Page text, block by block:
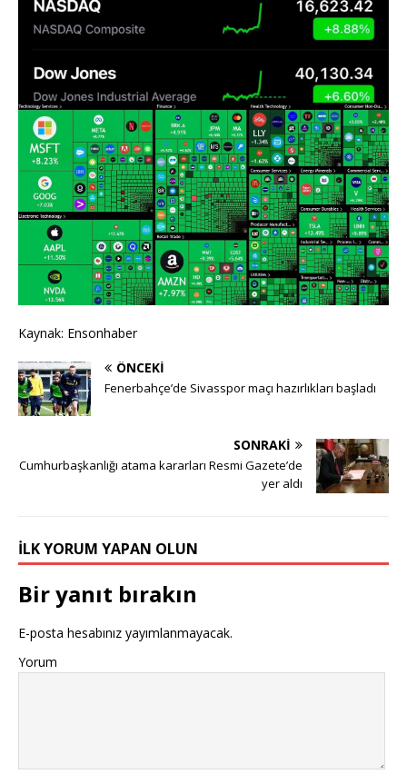
Kaynak: Ensonhaber
ÖNCEKI
Fenerbahçe’de Sivasspor maçı hazırlıkları başladı
SONRAKI
Cumhurbaşkanlığı atama kararları Resmi Gazete’de
yer aldı
İLK YORUM YAPAN OLUN
Bir yanıt bırakın
E-posta hesabınız yayımlanmayacak.
Yorum